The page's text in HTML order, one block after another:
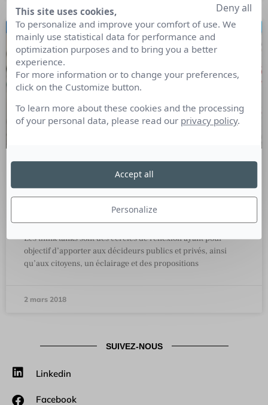
Etude : les think tank dans la PQN
par Gullivern, la plateforme
internationale des think tanks
Les think tanks sont des cercles de réflexion ayant pour
objectif d’apporter aux décideurs publics et privés, ainsi
qu’aux citoyens, un éclairage et des propositions
2 mars 2018
SUIVEZ-NOUS
Linkedin
Facebook
This site uses cookies,
To personalize and improve your comfort of use. We
mainly use statistical data for performance and
optimization purposes and to bring you a better
experience.
For more information or to change your preferences,
click on the Customize button.
To learn more about these cookies and the processing
of your personal data, please read our privacy policy.
Personalize
Deny all
Accept all